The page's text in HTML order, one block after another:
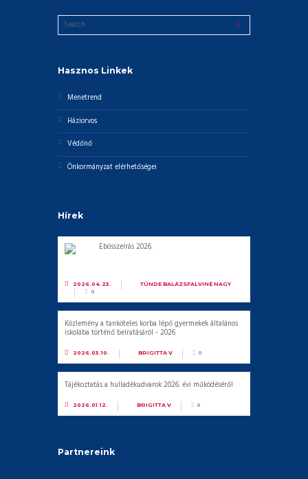
Hasznos Linkek
Menetrend
Háziorvos
Védőnő
Önkormányzat elérhetőségei
Hírek
Ebösszeírás 2026.
2026.04.23.
TÜNDE BALÁZSFALVINÉ NAGY
0
Közlemény a tanköteles korba lépő gyermekek általános
iskolába történő beíratásáról - 2026
2026.03.10. BRIGITTA V 0
Tájékoztatás a hulladékudvarok 2026. évi működéséről
2026.01.12. BRIGITTA V 0
Partnereink